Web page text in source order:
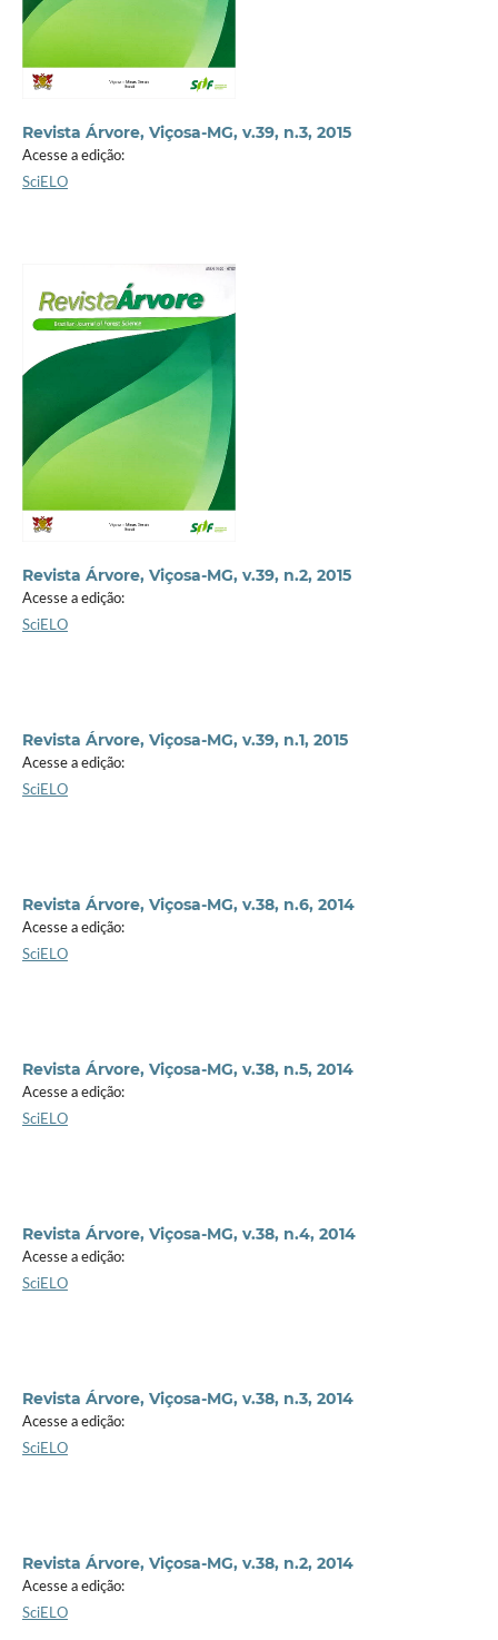
Revista Árvore, Viçosa-MG, v.39, n.3, 2015
Acesse a edição:
SciELO
Revista Árvore, Viçosa-MG, v.39, n.2, 2015
Acesse a edição:
SciELO
Revista Árvore, Viçosa-MG, v.39, n.1, 2015
Acesse a edição:
SciELO
Revista Árvore, Viçosa-MG, v.38, n.6, 2014
Acesse a edição:
SciELO
Revista Árvore, Viçosa-MG, v.38, n.5, 2014
Acesse a edição:
SciELO
Revista Árvore, Viçosa-MG, v.38, n.4, 2014
Acesse a edição:
SciELO
Revista Árvore, Viçosa-MG, v.38, n.3, 2014
Acesse a edição:
SciELO
Revista Árvore, Viçosa-MG, v.38, n.2, 2014
Acesse a edição:
SciELO